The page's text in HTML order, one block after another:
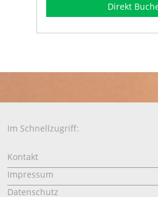
Direkt
Im Schnellzugriff:
Kontakt
Impressum
Datenschutz